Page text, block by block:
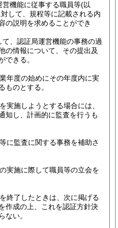
機能に従事する職員等(以
対して、規程等に記載される内
の説明を求めることができ
、認証局運営機能の事務の過
の情報について、その提出及
できる。
年度の始めにその年度内に実
ものとする。
実施しようとする場合には、
知し、計画的に監査を行うも
に監査に関する事務を補助さ
実施に際して職員等の立会を
終了したときは、次に掲げる
作成の上、これを認証方針決
ない。